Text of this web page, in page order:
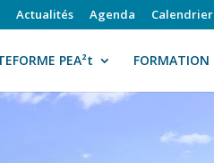
Actualités Agenda Calendrier
PEA²t FORMATION